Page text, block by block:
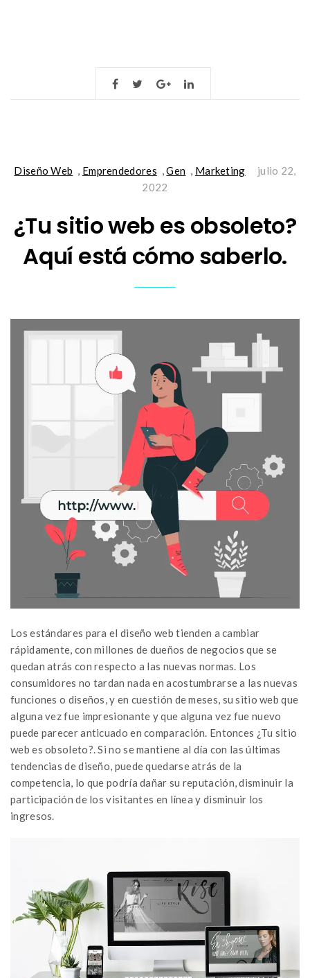
Diseño Web , Emprendedores ,Gen , Marketing
julio 22,
2022
¿Tu sitio web es obsoleto?
Aquí está cómo saberlo.
Los estándares para el diseño web tienden a cambiar
rápidamente, con millones de dueños de negocios que se
quedan atrás con respecto a las nuevas normas. Los
consumidores no tardan nada en acostumbrarse a las nuevas
funciones o diseños, y en cuestión de meses, su sitio web que
alguna vez fue impresionante y que alguna vez fue nuevo
puede parecer anticuado en comparación. Entonces ¿Tu sitio
web es obsoleto?. Si no se mantiene al día con las últimas
tendencias de diseño, puede quedarse atrás de la
competencia, lo que podría dañar su reputación, disminuir la
participación de los visitantes en línea y disminuir los
ingresos.